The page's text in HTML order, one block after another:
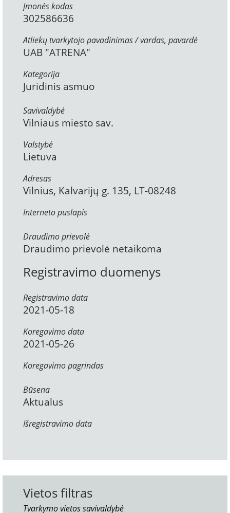
Įmonės kodas
302586636
Atliekų tvarkytojo pavadinimas / vardas, pavardė
UAB "ATRENA"
Kategorija
Juridinis asmuo
Savivaldybė
Vilniaus miesto sav.
Valstybė
Lietuva
Adresas
Vilnius, Kalvarijų g. 135, LT-08248
Interneto puslapis
Draudimo prievolė
Draudimo prievolė netaikoma
Registravimo duomenys
Registravimo data
2021-05-18
Koregavimo data
2021-05-26
Koregavimo pagrindas
Būsena
Aktualus
Išregistravimo data
Vietos filtras
Tvarkymo vietos savivaldybė